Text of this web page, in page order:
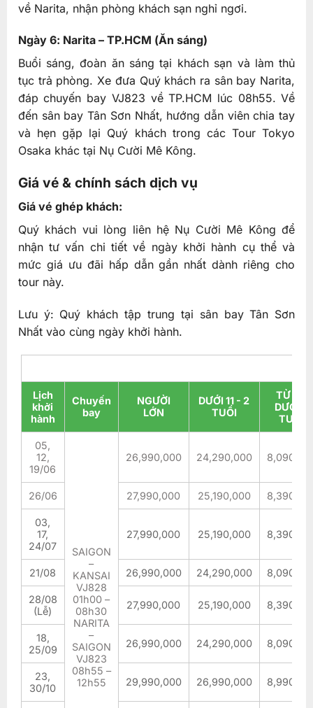
về Narita, nhận phòng khách sạn nghỉ ngơi.
Ngày 6: Narita – TP.HCM (Ăn sáng)
Buổi sáng, đoàn ăn sáng tại khách sạn và làm thủ
tục trả phòng. Xe đưa Quý khách ra sân bay Narita,
đáp chuyến bay VJ823 về TP.HCM lúc 08h55. Về
đến sân bay Tân Sơn Nhất, hướng dẫn viên chia tay
và hẹn gặp lại Quý khách trong các Tour Tokyo
Osaka khác tại Nụ Cười Mê Kông.
Giá vé & chính sách dịch vụ
Giá vé ghép khách:
Quý khách vui lòng liên hệ Nụ Cười Mê Kông để
nhận tư vấn chi tiết về ngày khởi hành cụ thể và
mức giá ưu đãi hấp dẫn gần nhất dành riêng cho
tour này.
Lưu ý: Quý khách tập trung tại sân bay Tân Sơn
Nhất vào cùng ngày khởi hành.
Lịch
khởi
hành
Chuyến
bay
NGƯỜI
LỚN
DƯỚI 11 - 2
TUỔI
TỪ 0 -
DƯỚI 2
TUỔI
05,
12,
19/06
SAIGON
–
KANSAI
VJ828
01h00 –
08h30
NARITA
–
SAIGON
VJ823
08h55 –
12h55
26,990,000 24,290,000
26/06 27,990,000 25,190,000
03,
17,
24/07
27,990,000 25,190,000
21/08 26,990,000 24,290,000
28/08
(Lễ)
27,990,000 25,190,000
18,
25/09
26,990,000 24,290,000
23,
30/10
29,990,000 26,990,000